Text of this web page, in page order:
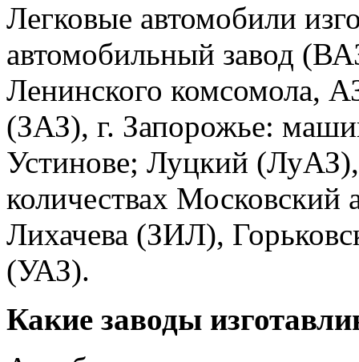
Легковые автомобили
автомобильный завод
Ленинского комсомола,
(ЗАЗ), г. Запорожье:
Устинове; Луцкий
количествах Московский
Лихачева (ЗИЛ),
(УАЗ).
Какие заводы